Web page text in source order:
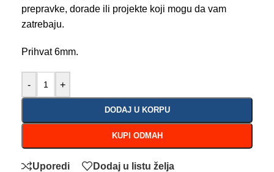
prepravke, dorade ili projekte koji mogu da vam
zatrebaju.
Prihvat 6mm.
- +
DODAJ U KORPU
KUPI ODMAH
Uporedi Dodaj u listu želja